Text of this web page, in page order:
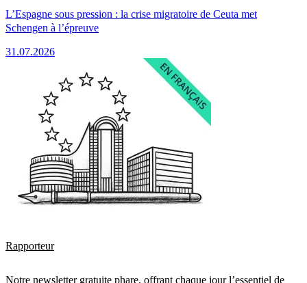
L’Espagne sous pression : la crise migratoire de Ceuta met
Schengen à l’épreuve
31.07.2026
Rapporteur
Notre newsletter gratuite phare, offrant chaque jour l’essentiel de